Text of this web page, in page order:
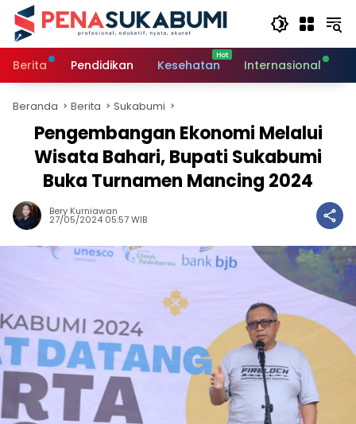
Langsung
konten
Berita
Pendidikan Kesehatan Internasional
Beranda Berita Sukabumi
Pengembangan Ekonomi Melalui
Wisata Bahari, Bupati Sukabumi
Buka Turnamen Mancing 2024
Bery Kurniawan
27/05/2024 05:57 WIB